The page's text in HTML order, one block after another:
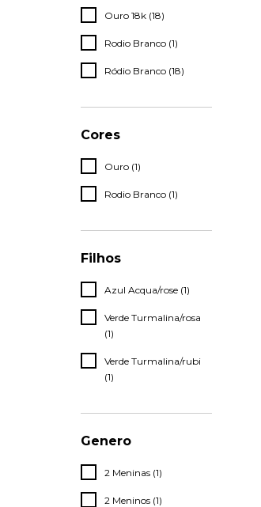
Ouro 18k (18)
Rodio Branco (1)
Ródio Branco (18)
Cores
Ouro (1)
Rodio Branco (1)
Filhos
Azul Acqua/rose (1)
Verde Turmalina/rosa
(1)
Verde Turmalina/rubi
(1)
Genero
2 Meninas (1)
2 Meninos (1)